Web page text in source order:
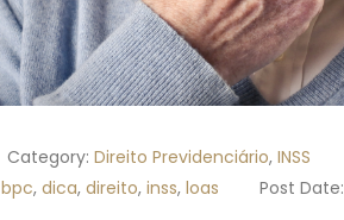
Category: Direito Previdenciário, INSS
bpc, dica, direito, inss, loas Post Date: